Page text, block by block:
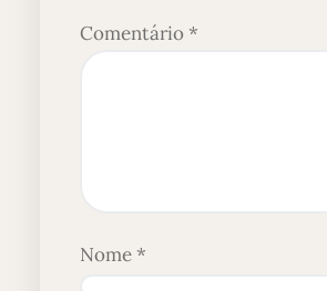
Comentário*
Nome*